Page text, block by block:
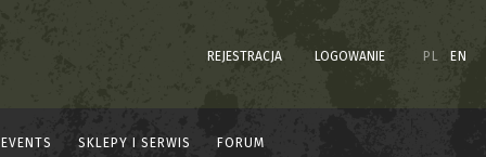
REJESTRACJA LOGOWANIE PL EN
EVENTS SKLEPY I SERWIS FORUM